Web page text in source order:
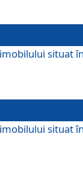
situat
situat